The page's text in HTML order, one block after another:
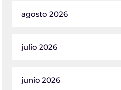
agosto 2026
julio 2026
junio 2026